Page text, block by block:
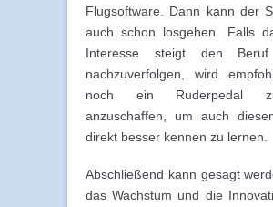
Flugsoftware. Dann kann der
auch schon losgehen. Falls
Interesse steigt den Beruf
nachzuverfolgen, wird
noch ein Ruderpedal
anzuschaffen, um auch
direkt besser kennen zu lernen.
Abschließend kann gesagt
das Wachstum und die